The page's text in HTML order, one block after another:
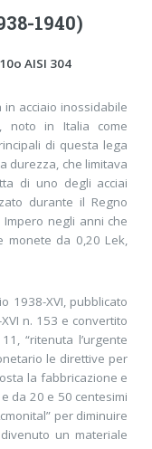
1940)
AISI 304
acciaio inossidabile
noto in Italia come
di questa lega
durezza, che limitava
di uno degli acciai
durante il Regno
negli anni che
monete da 0,20 Lek,
1938-XVI, pubblicato
n. 153 e convertito
“ritenuta l’urgente
le direttive per
la fabbricazione e
da 20 e 50 centesimi
per diminuire
un materiale